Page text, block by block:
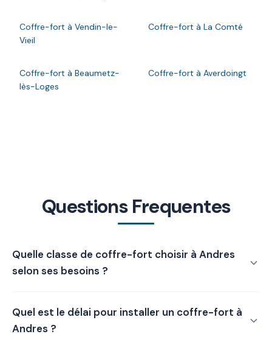
Coffre-fort à Vendin-le-
Vieil
Coffre-fort à La Comté
Coffre-fort à Beaumetz-
lès-Loges
Coffre-fort à Averdoingt
Questions Frequentes
Quelle classe de coffre-fort choisir à Andres
selon ses besoins ?
valeur des biens à protéger. La Classe 0 convient pour des
valeurs jusqu'à environ 8 000 €, la Classe I jusqu'à 25 000
Quel est le délai pour installer un coffre-fort à
Andres ?